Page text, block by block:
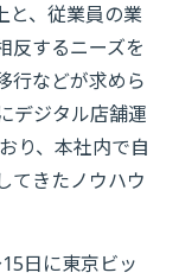
と、従業員の業
反するニーズを
行などが求めら
デジタル店舗運
り、本社内で自
てきたノウハウ
日に東京ビッ